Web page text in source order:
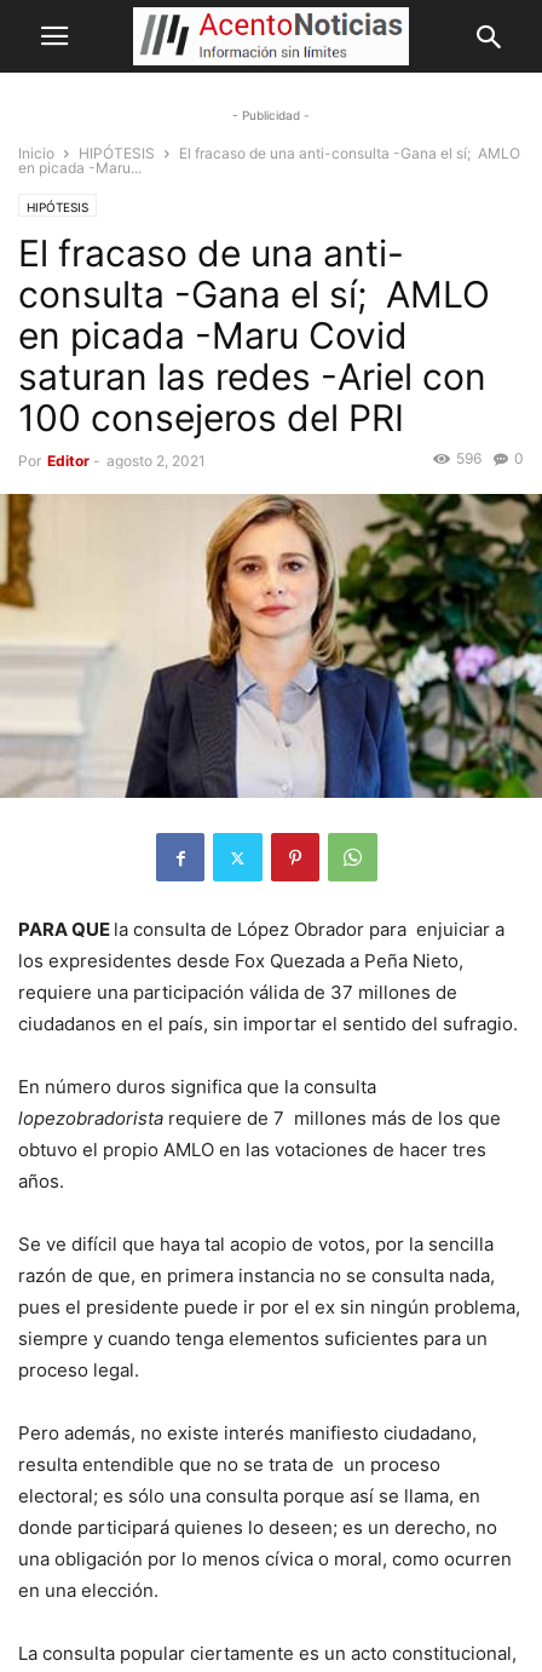
- Publicidad -
Inicio HIPÓTESIS
El fracaso de una anti-consulta -Gana el sí; AMLO
en picada -Maru...
HIPÓTESIS
El fracaso de una anti-
consulta -Gana el sí; AMLO
en picada -Maru Covid
saturan las redes -Ariel con
100 consejeros del PRI
Por Editor - agosto 2, 2021 0
596
PARA QUE la consulta de López Obrador para enjuiciar a
los expresidentes desde Fox Quezada a Peña Nieto,
requiere una participación válida de 37 millones de
ciudadanos en el país, sin importar el sentido del sufragio.
En número duros significa que la consulta
lopezobradorista requiere de 7 millones más de los que
obtuvo el propio AMLO en las votaciones de hacer tres
años.
Se ve difícil que haya tal acopio de votos, por la sencilla
razón de que, en primera instancia no se consulta nada,
pues el presidente puede ir por el ex sin ningún problema,
siempre y cuando tenga elementos suficientes para un
proceso legal.
Pero además, no existe interés manifiesto ciudadano,
resulta entendible que no se trata de un proceso
electoral; es sólo una consulta porque así se llama, en
donde participará quienes lo deseen; es un derecho, no
una obligación por lo menos cívica o moral, como ocurren
en una elección.
La consulta popular ciertamente es un acto constitucional,